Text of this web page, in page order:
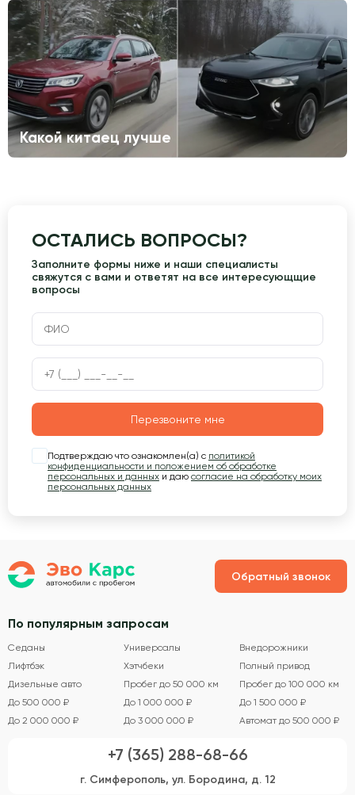
Какой китаец лучше
ОСТАЛИСЬ ВОПРОСЫ?
Заполните формы ниже и наши специалисты
свяжутся с вами и ответят на все интересующщие
вопросы
Перезвоните мне
Подтверждаю что ознакомлен(а) с политикой
конфиденциальности и положением об обработке
персональных и данных и даю согласие на обработку моих
персональных данных
Обратный звонок
По популярным запросам
Седаны Универсалы
Внедорожники
Лифтбэк
Хэтчбеки
Полный привод
Дизельные авто
Пробег до 50 000 км
Пробег до 100 000 км
До 500 000 ₽
До 1 000 000 ₽
До 1 500 000 ₽
До 2 000 000 ₽
До 3 000 000 ₽ Автомат до 500 000 ₽
+7 (365) 288-68-66
г. Симферополь, ул. Бородина, д. 12